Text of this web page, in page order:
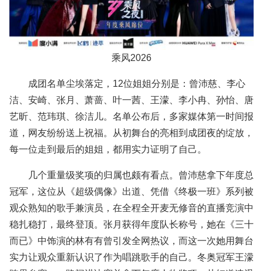
乘风2026
成团名单尘埃落定，12位姐姐分别是：曾沛慈、李心
洁、安崎、张月、萧蔷、叶一茜、王濛、李小冉、孙怡、唐
艺昕、范玮琪、徐洁儿。名单公布后，多家媒体第一时间报
道，网友纷纷送上祝福。从初舞台的亮相到成团夜的绽放，
每一位走到最后的姐姐，都用实力证明了自己。
几个重量级奖项的归属也颇有看点。曾沛慈拿下年度总
冠军，这位从《超级偶像》出道、凭借《终极一班》系列被
观众熟知的歌手兼演员，在全程全开麦无修音的直播竞演中
稳扎稳打，最终登顶。张月获得年度队长称号，她在《三十
而已》中饰演的林有有曾引发全网热议，而这一次她用舞台
实力让观众重新认识了作为唱跳歌手的自己。冬奥冠军王濛